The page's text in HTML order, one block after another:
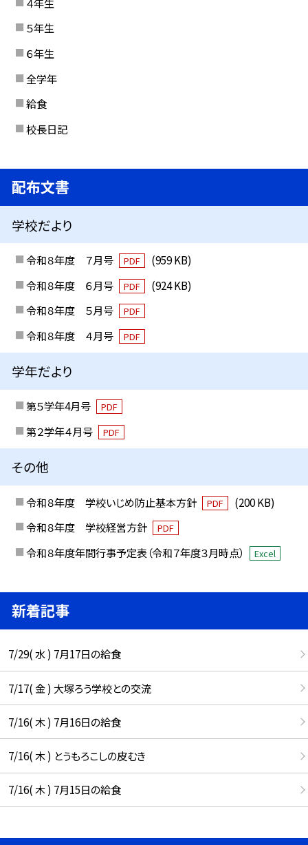
５年生
６年生
全学年
給食
校長日記
配布文書
学校だより
令和８年度 ７月号 PDF
(959 KB)
令和８年度 ６月号
PDF
(924 KB)
令和８年度 ５月号
PDF
令和８年度 ４月号 PDF
学年だより
第５学年4月号 PDF
第２学年４月号 PDF
その他
令和８年度 学校いじめ防止基本方針 PDF
(200 KB)
令和８年度 学校経営方針
PDF
令和８年度年間行事予定表（令和７年度３月時点） Excel
新着記事
7/29( 水 ) 7月17日の給食
7/17( 金 ) 大塚ろう学校との交流
7/16( 木 ) 7月16日の給食
7/16( 木 ) とうもろこしの皮むき
7/16( 木 ) 7月15日の給食